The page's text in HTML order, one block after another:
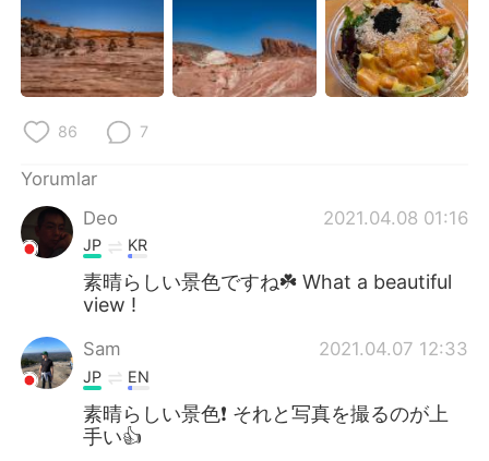
86 7
Yorumlar
Deo
2021.04.08 01:16
JP KR
素晴らしい景色ですね☘️ What a beautiful
view !
Sam 2021.04.07 12:33
JP EN
素晴らしい景色❗️ それと写真を撮るのが上
手い👍